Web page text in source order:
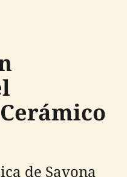
de Savona